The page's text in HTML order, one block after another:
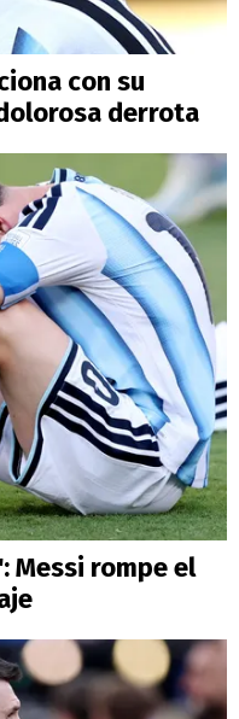
con su
derrota
Messi rompe el